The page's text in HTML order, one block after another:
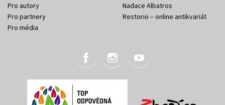
Pro autory
Pro partnery
Pro média
Nadace Albatros
Restorio – online antikvariát